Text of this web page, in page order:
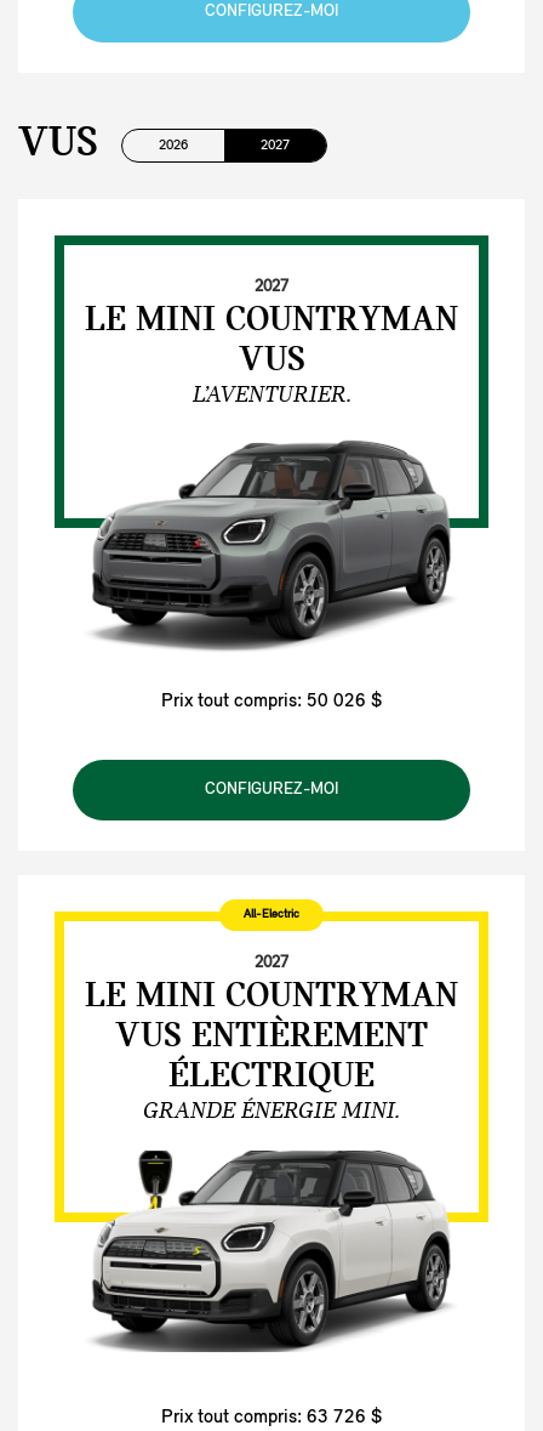
CONFIGUREZ-MOI
VUS 2026 2027
2027
LE MINI COUNTRYMAN
VUS
L’AVENTURIER.
Prix tout compris: 50 026 $
CONFIGUREZ-MOI
All-Electric
2027
LE MINI COUNTRYMAN
VUS ENTIÈREMENT
ÉLECTRIQUE
GRANDE ÉNERGIE MINI.
Prix tout compris: 63 726 $